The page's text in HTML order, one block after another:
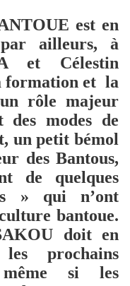
est en
ailleurs, à
et Célestin
formation et la
rôle majeur
des modes de
un petit bémol
des Bantous,
de quelques
» qui n’ont
bantoue.
doit en
prochains
même si les